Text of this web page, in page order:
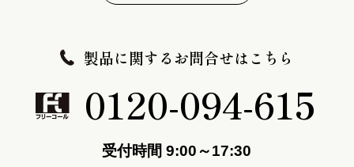
製品に関するお問合せはこちら
0120-094-615
受付時間 9:00～17:30